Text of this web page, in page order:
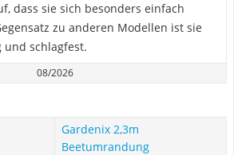
dass sie sich besonders einfach
zu anderen Modellen ist sie
schlagfest.
08/2026
Gardenix 2,3m
Beetumrandung